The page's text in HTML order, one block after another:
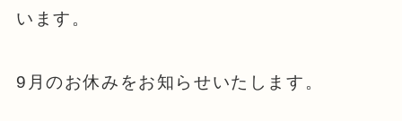
います。
9月のお休みをお知らせいたします。